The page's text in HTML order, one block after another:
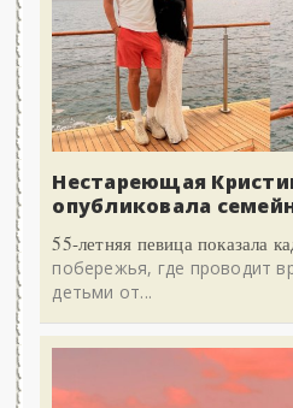
Нестареющая
опубликовала
55-летняя певица показала
побережья, где проводит
детьми от...